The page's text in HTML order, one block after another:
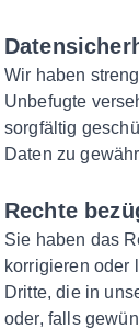
Wir haben
Unbefugte
sorgfältig
Daten zu
Rechte
Sie haben das
korrigieren oder
Dritte, die in
oder, falls